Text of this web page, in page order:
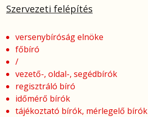
Szervezeti felépítés
versenybíróság elnöke
főbíró
/
vezető-, oldal-, segédbírók
regisztráló bíró
időmérő bírók
tájékoztató bírók, mérlegelő bírók